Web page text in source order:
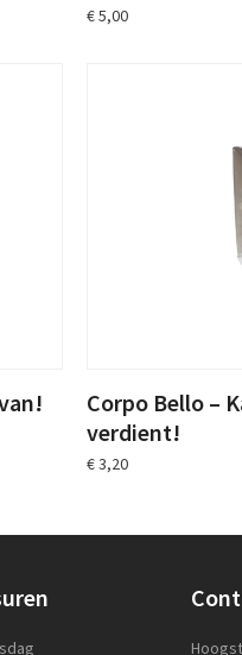
€5,00
Corpo Bello –
verdient!
€3,20